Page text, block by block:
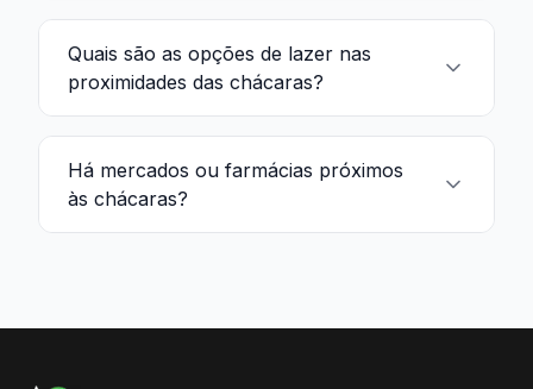
Quais são as opções de lazer nas
proximidades das chácaras?
Há mercados ou farmácias próximos
às chácaras?